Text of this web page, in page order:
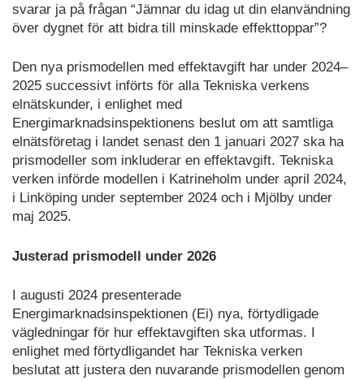
svarar ja på frågan “Jämnar du idag ut din elanvändning
över dygnet för att bidra till minskade effekttoppar”?
Den nya prismodellen med effektavgift har under 2024–
2025 successivt införts för alla Tekniska verkens
elnätskunder, i enlighet med
Energimarknadsinspektionens beslut om att samtliga
elnätsföretag i landet senast den 1 januari 2027 ska ha
prismodeller som inkluderar en effektavgift. Tekniska
verken införde modellen i Katrineholm under april 2024,
i Linköping under september 2024 och i Mjölby under
maj 2025.
Justerad prismodell under 2026
I augusti 2024 presenterade
Energimarknadsinspektionen (Ei) nya, förtydligade
vägledningar för hur effektavgiften ska utformas. I
enlighet med förtydligandet har Tekniska verken
beslutat att justera den nuvarande prismodellen genom